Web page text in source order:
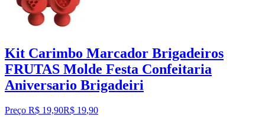
Kit Carimbo Marcador Brigadeiros
FRUTAS Molde Festa Confeitaria
Aniversario Brigadeiri
Preço R$ 19,90R$ 19,90